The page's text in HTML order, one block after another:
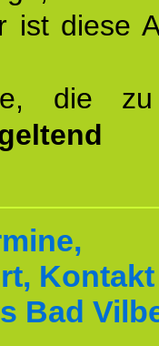
ist diese
die
Bad